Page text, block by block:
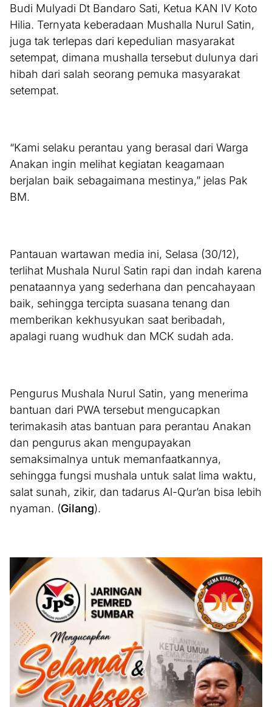
Budi Mulyadi Dt Bandaro Sati, Ketua KAN IV Koto
Hilia. Ternyata keberadaan Mushalla Nurul Satin,
juga tak terlepas dari kepedulian masyarakat
setempat, dimana mushalla tersebut dulunya dari
hibah dari salah seorang pemuka masyarakat
setempat.
“Kami selaku perantau yang berasal dari Warga
Anakan ingin melihat kegiatan keagamaan
berjalan baik sebagaimana mestinya,” jelas Pak
BM.
Pantauan wartawan media ini, Selasa (30/12),
terlihat Mushala Nurul Satin rapi dan indah karena
penataannya yang sederhana dan pencahayaan
baik, sehingga tercipta suasana tenang dan
memberikan kekhusyukan saat beribadah,
apalagi ruang wudhuk dan MCK sudah ada.
Pengurus Mushala Nurul Satin, yang menerima
bantuan dari PWA tersebut mengucapkan
terimakasih atas bantuan para perantau Anakan
dan pengurus akan mengupayakan
semaksimalnya untuk memanfaatkannya,
sehingga fungsi mushala untuk salat lima waktu,
salat sunah, zikir, dan tadarus Al-Qur’an bisa lebih
nyaman. (Gilang).